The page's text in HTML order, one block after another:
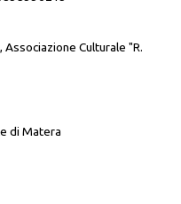
Culturale "R.
di Matera